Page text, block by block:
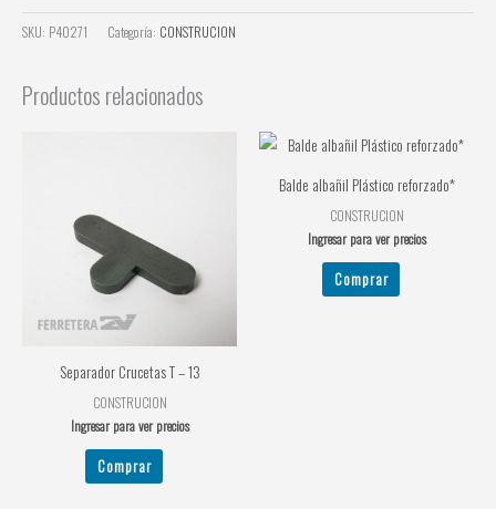
SKU: P40271 Categoría: CONSTRUCION
Productos relacionados
Separador Crucetas T – 13
CONSTRUCION
Ingresar para ver precios
Comprar
Balde albañil Plástico reforzado*
CONSTRUCION
Ingresar para ver precios
Comprar